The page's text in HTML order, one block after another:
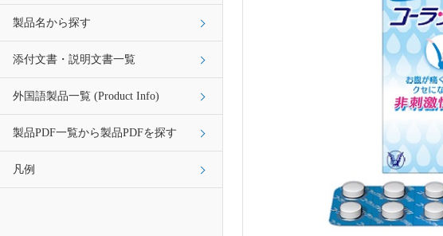
製品名から探す
添付文書・説明文書一覧
外国語製品一覧 (Product Info)
製品PDF一覧から製品PDFを探す
凡例